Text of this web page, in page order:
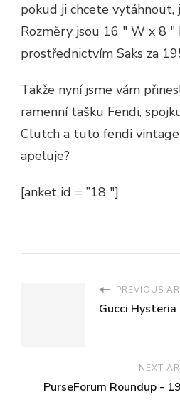
pokud ji chcete vytáhnout,
Rozměry jsou 16 ″ W x 8 ″
prostřednictvím Saks za
Takže nyní jsme vám
ramenní tašku Fendi,
Clutch a tuto fendi
apeluje?
[anket id = ”18 ″]
PREVIOUS
Gucci Hysteria
NEXT
PurseForum Roundup -